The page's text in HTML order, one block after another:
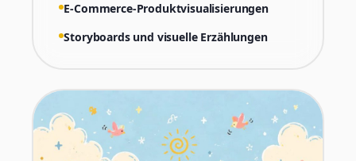
E-Commerce-Produktvisualisierungen
Storyboards und visuelle Erzählungen